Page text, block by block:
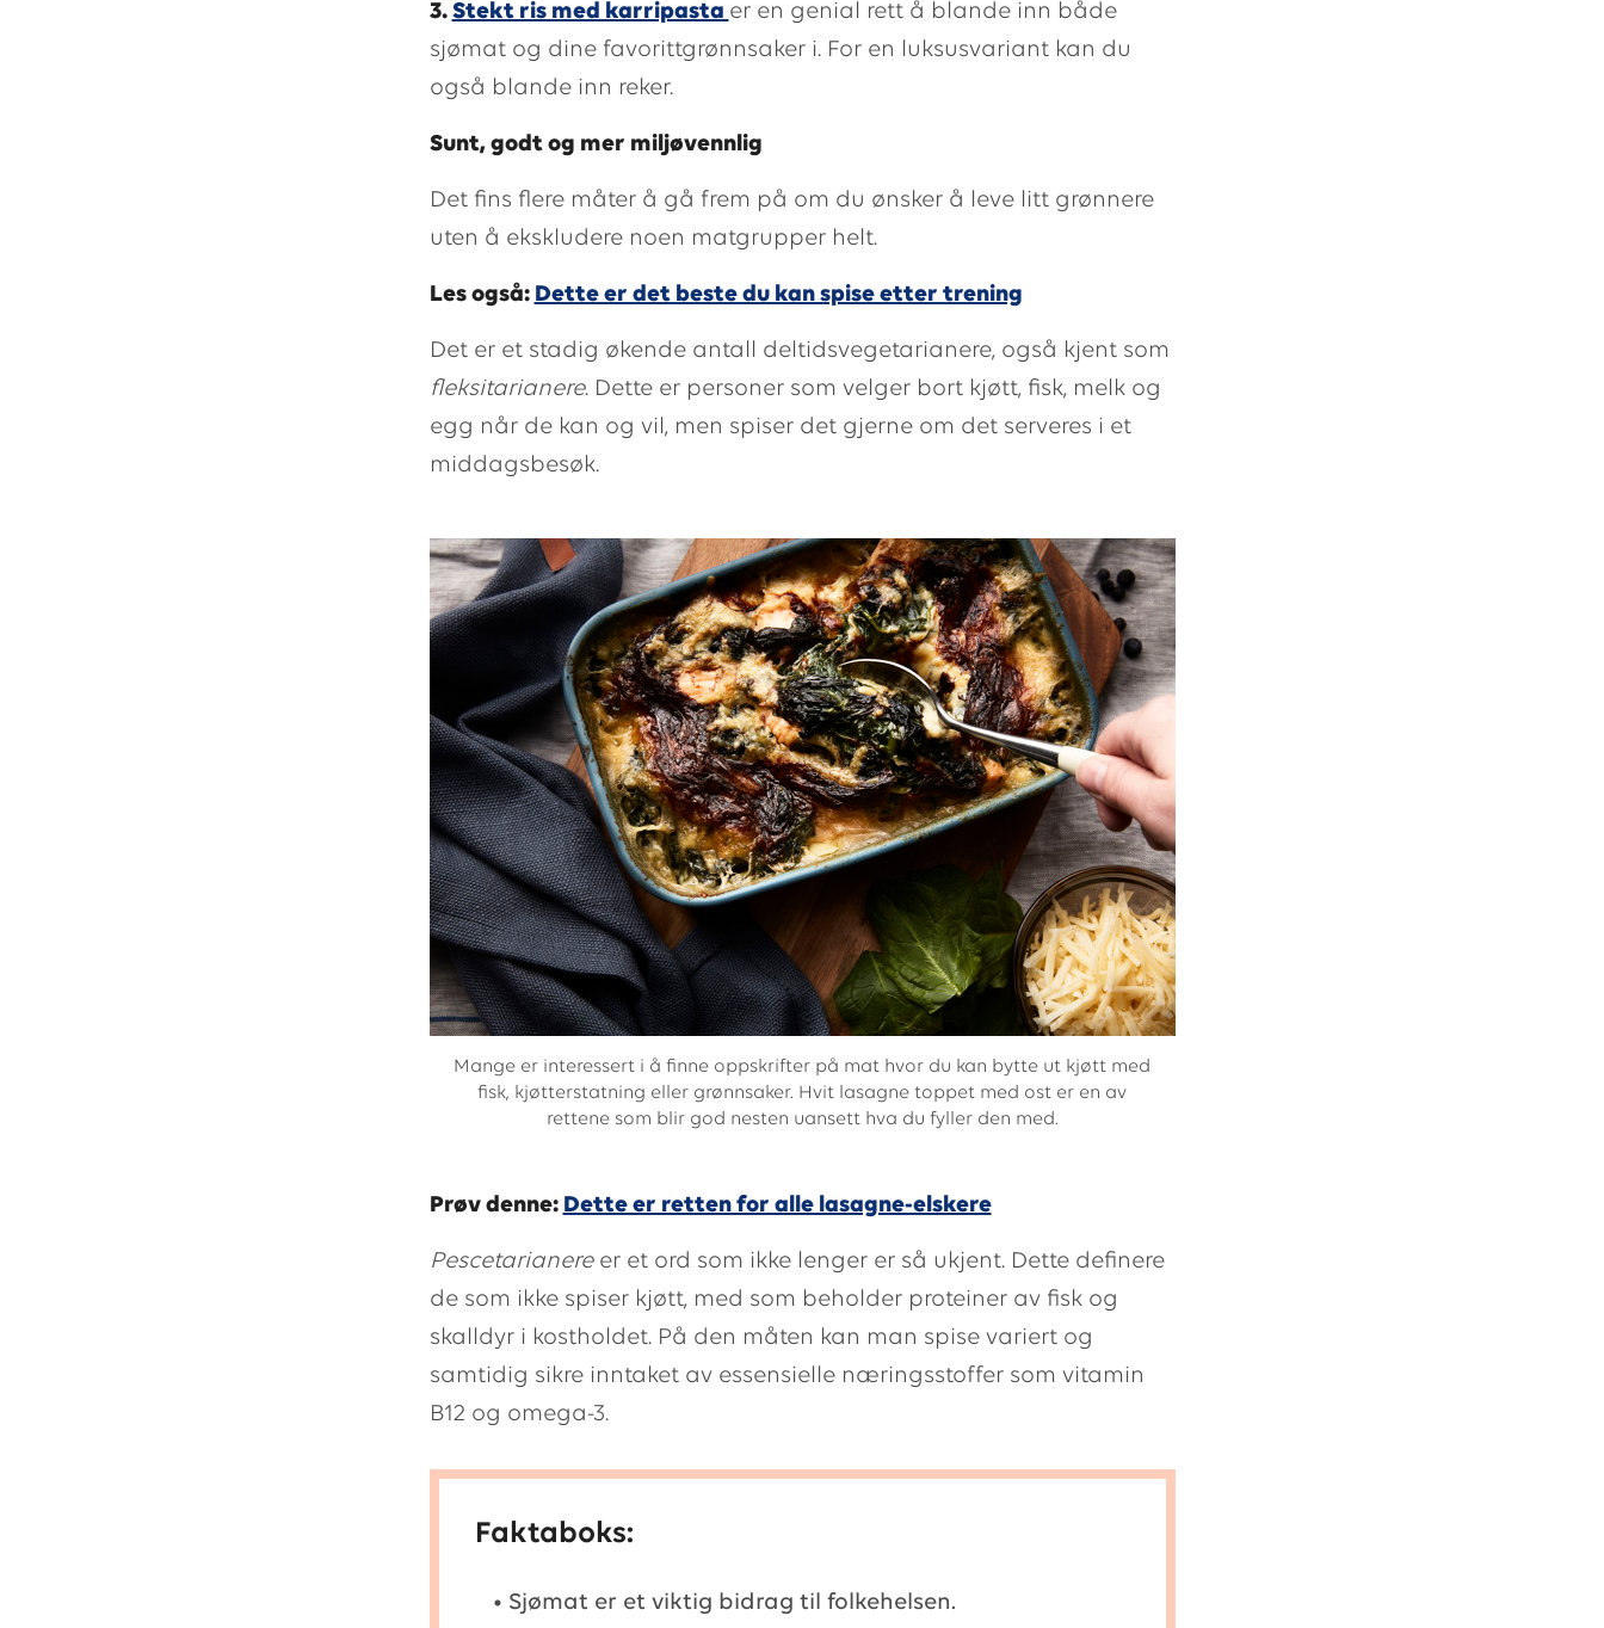
3. Stekt ris med karripasta er en genial rett å blande inn både
sjømat og dine favorittgrønnsaker i. For en luksusvariant kan du
også blande inn reker.
Sunt, godt og mer miljøvennlig
Det fins flere måter å gå frem på om du ønsker å leve litt grønnere
uten å ekskludere noen matgrupper helt.
Les også: Dette er det beste du kan spise etter trening
Det er et stadig økende antall deltidsvegetarianere, også kjent som
fleksitarianere. Dette er personer som velger bort kjøtt, fisk, melk og
egg når de kan og vil, men spiser det gjerne om det serveres i et
middagsbesøk.
Mange er interessert i å finne oppskrifter på mat hvor du kan bytte ut kjøtt med
fisk, kjøtterstatning eller grønnsaker. Hvit lasagne toppet med ost er en av
rettene som blir god nesten uansett hva du fyller den med.
Prøv denne: Dette er retten for alle lasagne-elskere
Pescetarianereer et ord som ikke lenger er så ukjent. Dette definere
de som ikke spiser kjøtt, med som beholder proteiner av fisk og
skalldyr i kostholdet. På den måten kan man spise variert og
samtidig sikre inntaket av essensielle næringsstoffer som vitamin
B12 og omega-3.
Faktaboks:
• Sjømat er et viktig bidrag til folkehelsen.